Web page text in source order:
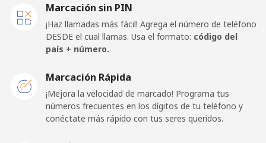
Línea fija
⁦4.9¢⁩
Togo
Línea fija ⁦57.5¢⁩ 17 min por ⁦$10⁩ -
Marcación sin PIN
¡Haz llamadas más fácil! Agrega el número de teléfono
DESDE el cual llamas. Usa el formato: código del
país + número.
Marcación Rápida
¡Mejora la velocidad de marcado! Programa tus
números frecuentes en los dígitos de tu teléfono y
conéctate más rápido con tus seres queridos.